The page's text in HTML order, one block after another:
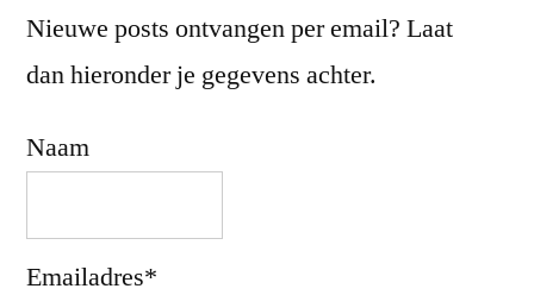
Nieuwe posts ontvangen per email? Laat
dan hieronder je gegevens achter.
Naam
Emailadres*